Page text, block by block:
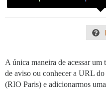
A única maneira de acessar
de aviso ou conhecer a URL
(RIO Paris) e adicionarmos